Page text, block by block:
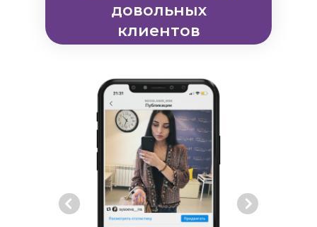
довольных
клиентов